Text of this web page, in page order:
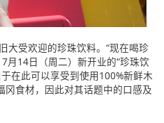
大受欢迎的珍珠饮料。“现在喝珍
月14日（周二）新开业的“珍珠饮
在此可以享受到使用100%新鲜木
食材，因此对其话题中的口感及